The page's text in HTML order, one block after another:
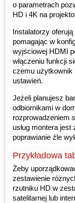
o parametrach
HD i 4K na
Instalatorzy
pomagając w
wyjściowej HDMI
włączeniu funkcji
czemu użytkownik
ustawień.
Jeżeli planujesz
odbiornikami w
rozprowadzeniem
usług montera
poprawianie źle
Przykładowa
Żeby
zestawienie
rzutniku HD w
satelitarnej lub